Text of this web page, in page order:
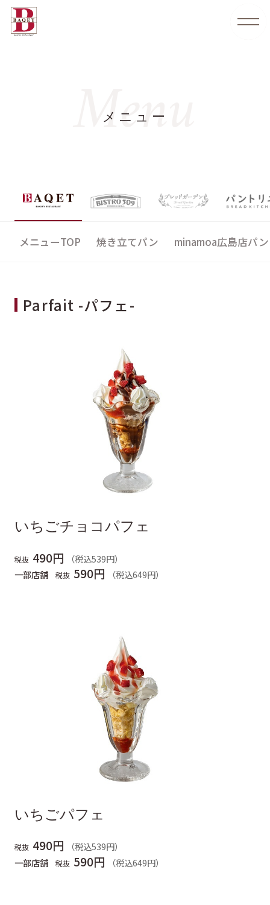
Menu
メニュー
メニューTOP 焼き立てパン minamoa広島店パン
Parfait -パフェ-
いちごチョコパフェ
税抜 490円
（税込539円）
一部店舗
税抜 590円 （税込649円）
いちごパフェ
税抜 490円
（税込539円）
一部店舗
税抜 590円 （税込649円）